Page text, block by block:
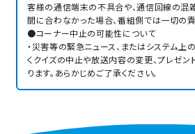
客様の通信端末の不具合や、通信回線の混
間に合わなかった場合、番組側では一切の
●コーナー中止の可能性について
・災害等の緊急ニュース、またはシステム上
くクイズの中止や放送内容の変更、プレゼ
ります。あらかじめご了承ください。